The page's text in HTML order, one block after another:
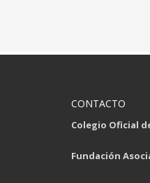
CONTACTO
Colegio Oficial
Fundación